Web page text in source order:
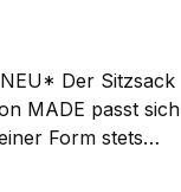
Der Sitzsack
MADE passt sich
Form stets